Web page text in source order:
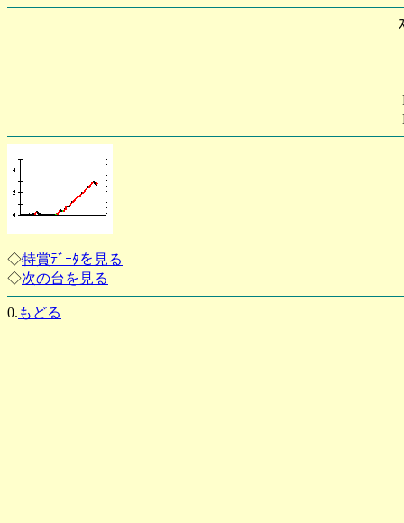
◇特賞ﾃﾞｰﾀを見る
◇次の台を見る
0. もどる